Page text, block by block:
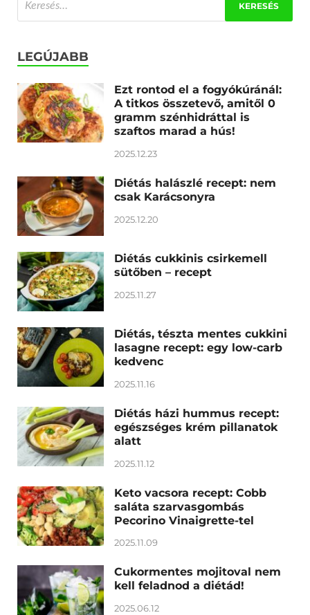
LEGÚJABB
Ezt rontod el a fogyókúránál:
A titkos összetevő, amitől 0
gramm szénhidráttal is
szaftos marad a hús!
2025.12.23
Diétás halászlé recept: nem
csak Karácsonyra
2025.12.20
Diétás cukkinis csirkemell
sütőben – recept
2025.11.27
Diétás, tészta mentes cukkini
lasagne recept: egy low-carb
kedvenc
2025.11.16
Diétás házi hummus recept:
egészséges krém pillanatok
alatt
2025.11.12
Keto vacsora recept: Cobb
saláta szarvasgombás
Pecorino Vinaigrette-tel
2025.11.09
Cukormentes mojitoval nem
kell feladnod a diétád!
2025.06.12